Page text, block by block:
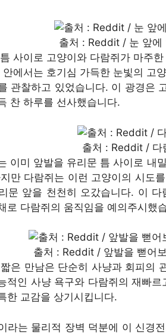
출처 : Reddit / 눈 앞에
사이로 고양이와 다람쥐가 마주
안에서는 호기심 가득한 눈빛의 고
관찰하고 있었습니다. 이 광경은
찬 하루를 선사했습니다.
출처 : Reddit / 다
이미 앞발을 유리문 틈 사이로 내
만 다람쥐는 이런 고양이의 시도
문 앞을 천천히 오갔습니다. 이
로 다람쥐의 움직임을 예의주시했
출처 : Reddit / 앞발을 뻗어
은 만남은 단순히 사냥과 회피의
적인 사냥 욕구와 다람쥐의 재빠
한 교감을 상기시킵니다.
라는 물리적 장벽 덕분에 이 신경